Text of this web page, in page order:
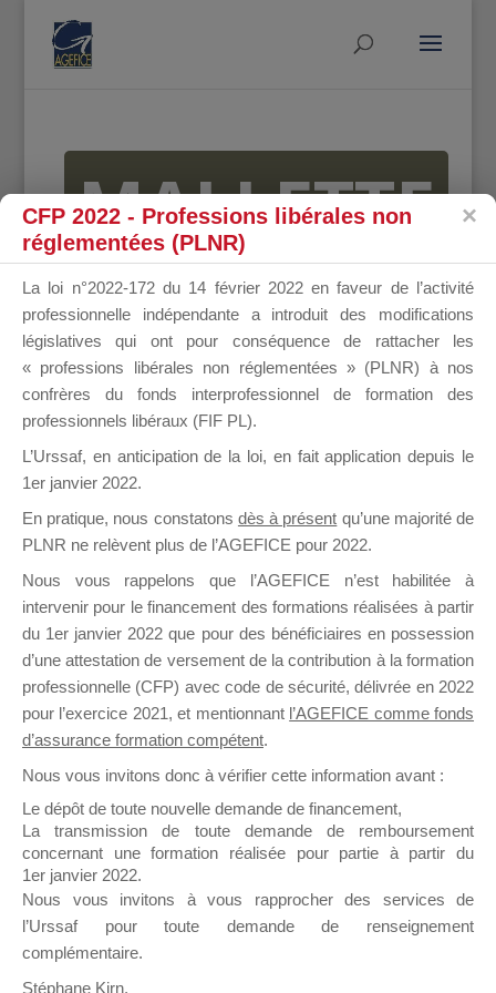
MALLETTE
DU
DIRIGEANT
il y a un mois
Ce groupe est destiné aux Organismes de
Formation qui souhaitent répondre à l’Appel à
Propositions Mallette du Dirigeant.
Ce groupe propose un forum dédié au support
sur lequel il est possible de laisser un message
ou poser une question.
NB : Il est nécessaire d’être
pouvoir rejoindre ce groupe
CFP 2022 - Professions libérales non
réglementées (PLNR)
La loi n°2022-172 du 14 février 2022 en faveur de l’activité
professionnelle indépendante a introduit des modifications
législatives qui ont pour conséquence de rattacher les
« professions libérales non réglementées » (PLNR) à nos
confrères du fonds interprofessionnel de formation des
professionnels libéraux (FIF PL).
L’Urssaf, en anticipation de la loi, en fait application depuis le
1er janvier 2022.
En pratique, nous constatons dès à présent qu’une majorité de
PLNR ne relèvent plus de l’AGEFICE pour 2022.
Nous vous rappelons que l’AGEFICE n’est habilitée à
intervenir pour le financement des formations réalisées à partir
du 1er janvier 2022 que pour des bénéficiaires en possession
d’une attestation de versement de la contribution à la formation
professionnelle (CFP) avec code de sécurité, délivrée en 2022
pour l’exercice 2021, et mentionnant l’AGEFICE comme fonds
d’assurance formation compétent.
Nous vous invitons donc à vérifier cette information avant :
Le dépôt de toute nouvelle demande de financement,
La transmission de toute demande de remboursement
concernant une formation réalisée pour partie à partir du
1er janvier 2022.
Nous vous invitons à vous rapprocher des services de
l’Urssaf pour toute demande de renseignement
complémentaire.
Stéphane Kirn,